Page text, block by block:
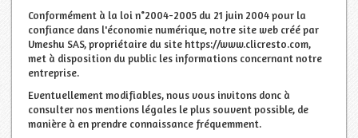
Conformément à la loi n°2004-2005 du 21 juin 2004 pour la
confiance dans l'économie numérique, notre site web créé par
Umeshu SAS, propriétaire du site https://www.clicresto.com,
met à disposition du public les informations concernant notre
entreprise.
Eventuellement modifiables, nous vous invitons donc à
consulter nos mentions légales le plus souvent possible, de
manière à en prendre connaissance fréquemment.